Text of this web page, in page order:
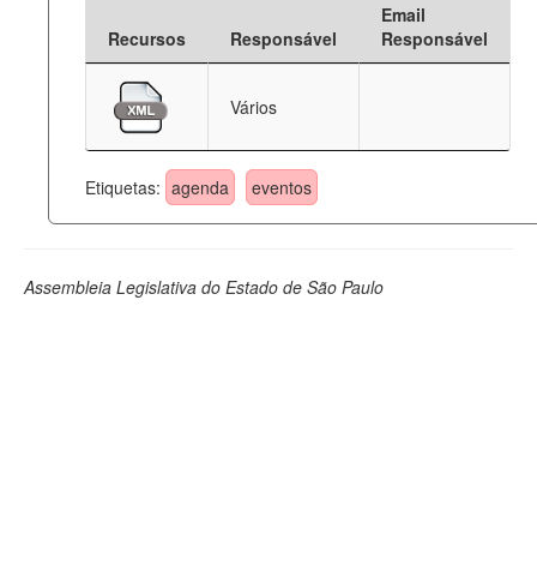
Deputados Estaduais
Administração
Legislação
Recursos Responsável
Email
Responsável
Vários
Etiquetas: agenda eventos
Assembleia Legislativa do Estado de São Paulo